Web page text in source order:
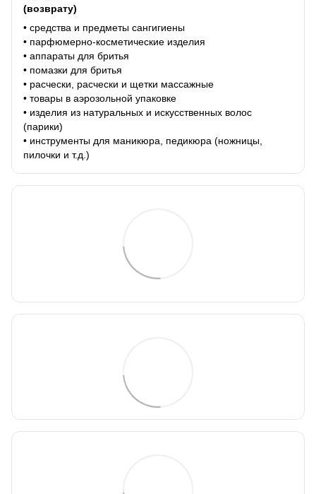
(возврату)
• средства и предметы сангигиены
• парфюмерно-косметические изделия
• аппараты для бритья
• помазки для бритья
• расчески, расчески и щетки массажные
• товары в аэрозольной упаковке
• изделия из натуральных и искусственных волос
(парики)
• инструменты для маникюра, педикюра (ножницы,
пилочки и т.д.)